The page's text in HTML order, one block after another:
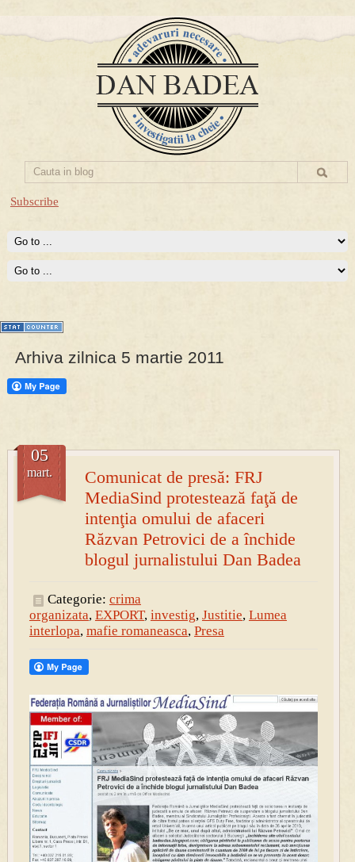
Subscribe
PRESA
Prima mea carte publicata (Nemira)
Averea Presedintelui: prima lucrare despre controversatele
conturi secrete ale Securitatii.
Arhiva zilnica 5 martie 2011
Comunicat de presă: FRJ
MediaSind protestează faţă de
intenţia omului de afaceri
Răzvan Petrovici de a închide
blogul jurnalistului Dan Badea
05
mart.
Categorie: crima
organizata, EXPORT, investig, Justitie, Lumea
interlopa, mafie romaneasca, Presa